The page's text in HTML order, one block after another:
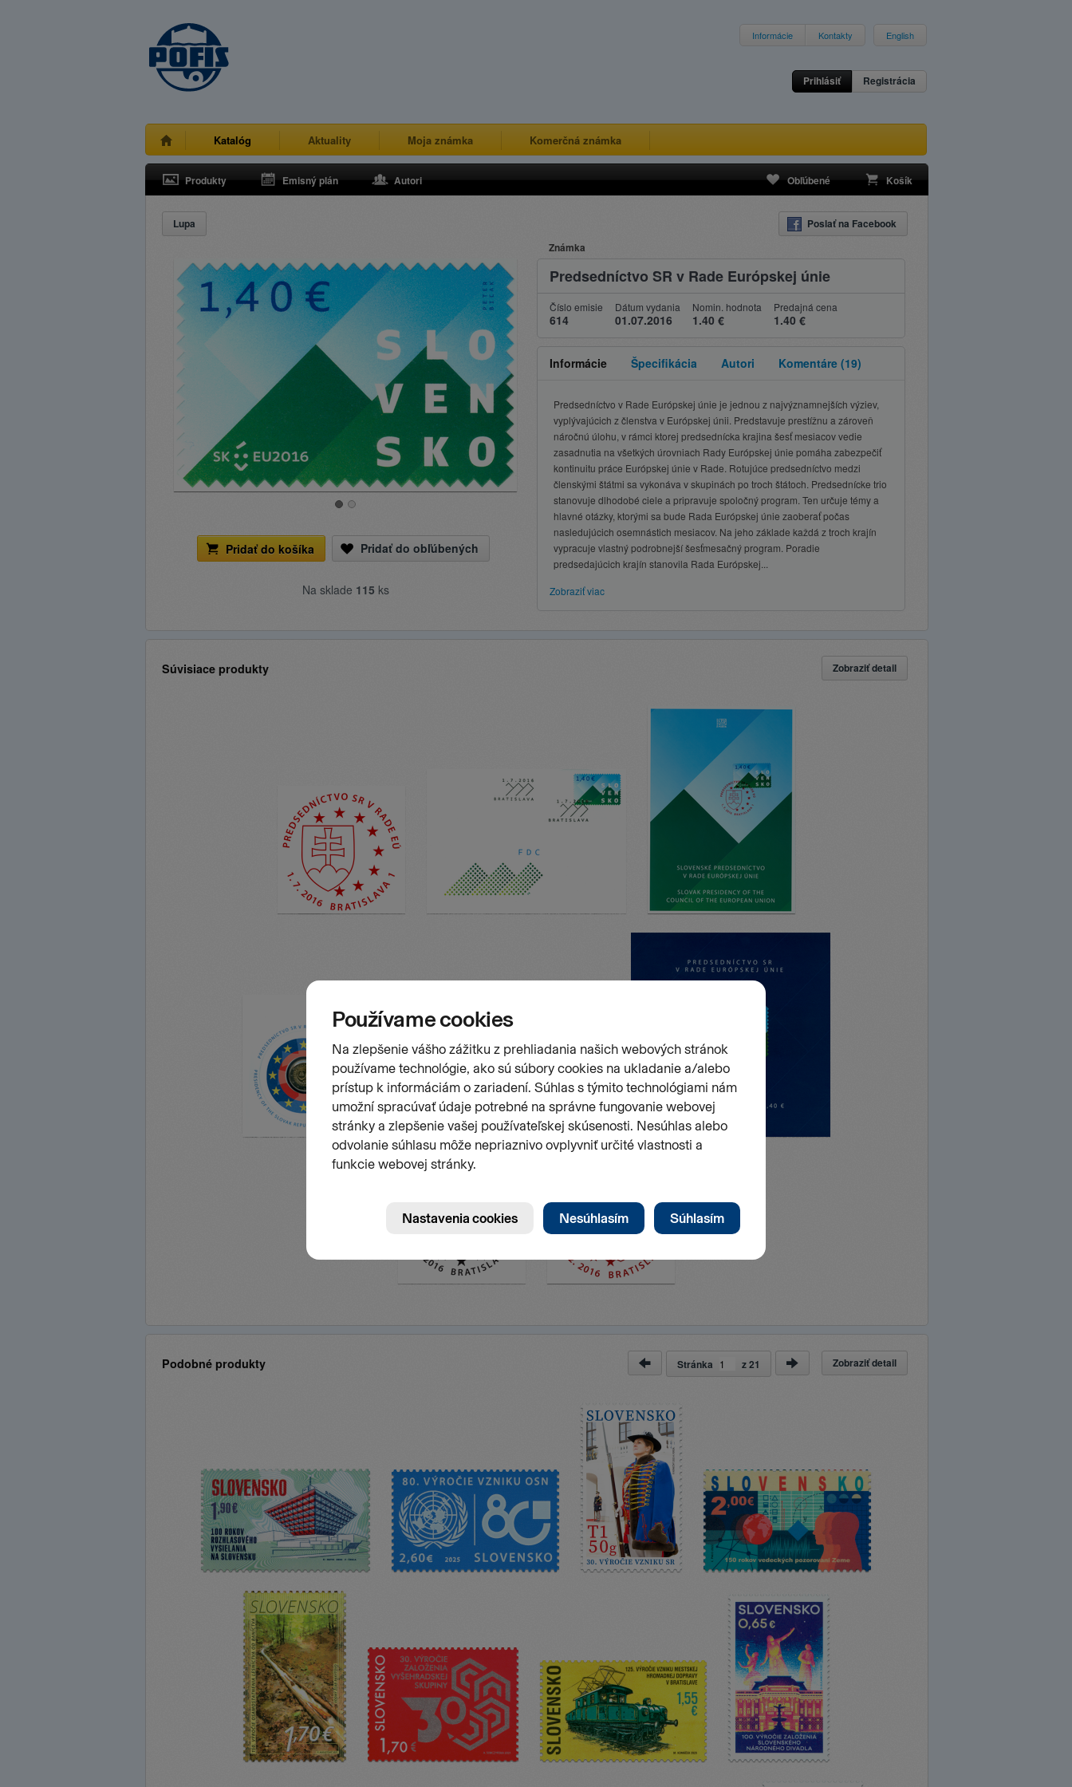
Informácie Kontakty English
Prihlásiť Registrácia
Katalóg Aktuality Moja známka Komerčná známka
Produkty Emisný plán Autori Obľúbené Košík
Lupa Poslať na Facebook
Pridať do košíka Pridať do obľúbených
Na sklade 115 ks
Známka
Predsedníctvo SR v Rade Európskej únie
Číslo emisie
614
Dátum vydania
01.07.2016
Nomin. hodnota
1.40 €
Predajná cena
1.40 €
Informácie Špecifikácia Autori Komentáre (19)
Predsedníctvo v Rade Európskej únie je jednou z najvýznamnejších výziev,
vyplývajúcich z členstva v Európskej únii. Predstavuje prestížnu a zároveň
náročnú úlohu, v rámci ktorej predsednícka krajina šesť mesiacov vedie
zasadnutia na všetkých úrovniach Rady Európskej únie pomáha zabezpečiť
kontinuitu práce Európskej únie v Rade. Rotujúce predsedníctvo medzi
členskými štátmi sa vykonáva v skupinách po troch štátoch. Predsednícke trio
stanovuje dlhodobé ciele a pripravuje spoločný program. Ten určuje témy a
hlavné otázky, ktorými sa bude Rada Európskej únie zaoberať počas
nasledujúcich osemnástich mesiacov. Na jeho základe každá z troch krajín
vypracuje vlastný podrobnejší šesťmesačný program. Poradie
predsedajúcich krajín stanovila Rada Európskej...
Zobraziť viac
Súvisiace produkty Zobraziť detail
Podobné produkty Zobraziť detail
Stránka z21